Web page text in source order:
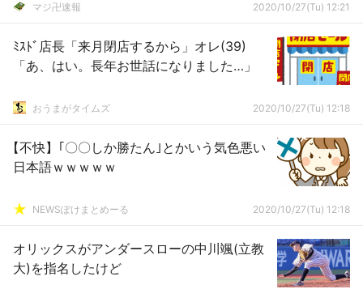
マジ卍速報 2020/10/27(Tu) 12:21
ﾐｽﾄﾞ店長「来月閉店するから」オレ(39)
「あ、はい。長年お世話になりました…」
おうまがタイムズ 2020/10/27(Tu) 12:18
【不快】｢〇〇しか勝たん｣とかいう気色悪い
日本語ｗｗｗｗｗ
NEWSぽけまとめーる 2020/10/27(Tu) 12:18
オリックスがアンダースローの中川颯(立教
大)を指名したけど